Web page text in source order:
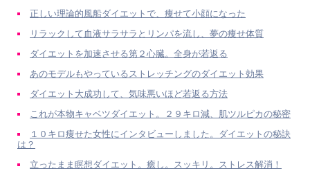
正しい理論的風船ダイエットで、痩せて小顔になった
リラックして血液サラサラとリンパを流し、夢の痩せ体質
ダイエットを加速させる第２心臓。全身が若返る
あのモデルもやっているストレッチングのダイエット効果
ダイエット大成功して、気味悪いほど若返る方法
これが本物キャベツダイエット。２９キロ減、肌ツルピカの秘密
１０キロ痩せた女性にインタビューしました。ダイエットの秘訣
は？
立ったまま瞑想ダイエット。癒し。スッキリ。ストレス解消！